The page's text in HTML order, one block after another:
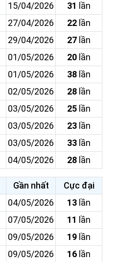
15/04/2026 31 lần
27/04/2026 22 lần
29/04/2026 27 lần
01/05/2026 20 lần
01/05/2026 38 lần
02/05/2026 28 lần
03/05/2026 25 lần
03/05/2026 23 lần
03/05/2026 33 lần
04/05/2026 28 lần
Gần nhất
Cực đại
04/05/2026 13 lần
07/05/2026 11 lần
09/05/2026 19 lần
09/05/2026 16 lần